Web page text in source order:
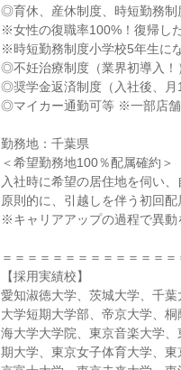
◎育休、産休制度、時短勤務制
※女性の復職率100%！復帰し
※時短勤務制度小学校5年生に
◎不妊治療制度（業界初導入！
◎奨学金返済制度（入社後、月
◎マイカー通勤可等 ※一部店舗
勤務地：千葉県
＜希望勤務地100％配属確約＞
入社時に希望の居住地を伺い
原則的に、引越しを伴う初回配
※キャリアアップの過程で異動
＝＝＝＝＝＝＝＝＝＝＝＝＝＝
【採用実績校】
愛知淑徳大学、茨城大学、千
大学短期大学部、帝京大学、
海大学大学院、東京音楽大学
期大学、東京女子体育大学、